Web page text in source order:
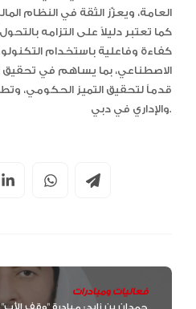
العامة، ويعزّز الثقة في النظام
كما تعتبر دليلاً على التزامه
كفاءة وفاعلية باستخدام
الاصطناعي، بما يساهم في تحقيق
قدماً لتحقيق التميز الحكومي،
والإداري في دبي.
فعاليات ومبادرات